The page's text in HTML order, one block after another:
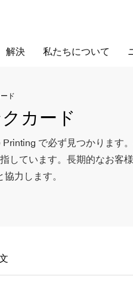
解決 私たちについて
ド
カード
で必ず見つかります
ています。長期的なお客
力します。